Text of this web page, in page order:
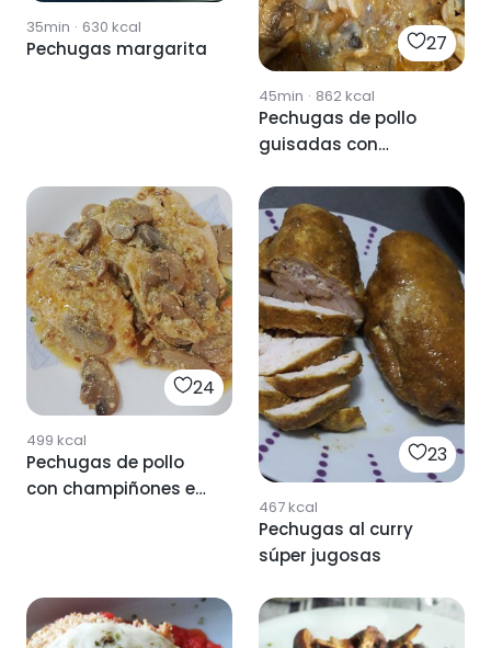
35min · 630 kcal
Pechugas margarita 27
45min · 862kcal
Pechugas de pollo
guisadas con
24
499 kcal
Pechugas de pollo
con champiñones en
23
467kcal
Pechugas al curry
súper jugosas